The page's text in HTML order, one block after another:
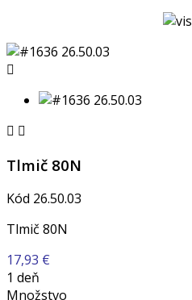

 
Tlmič 80N
Kód 26.50.03
Tlmič 80N
17,93 €
1 deň
Množstvo